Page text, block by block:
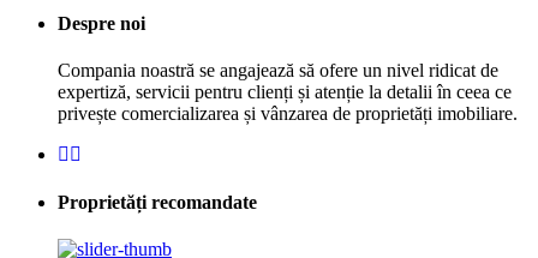
Despre noi
Compania noastră se angajează să ofere un nivel ridicat de
expertiză, servicii pentru clienți și atenție la detalii în ceea ce
privește comercializarea și vânzarea de proprietăți imobiliare.
Proprietăți recomandate